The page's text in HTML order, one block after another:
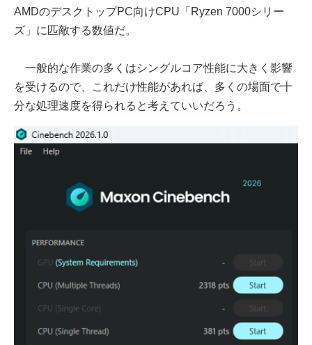
AMDのデスクトップPC向けCPU「Ryzen 7000シリー
ズ」に匹敵する数値だ。
一般的な作業の多くはシングルコア性能に大きく影響
を受けるので、これだけ性能があれば、多くの場面で十
分な処理速度を得られると考えていいだろう。